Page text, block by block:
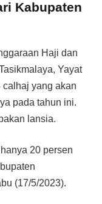
Kabupaten
Haji dan
Yayat
calhaj yang akan
pada tahun ini.
lansia.
20 persen
(17/5/2023).